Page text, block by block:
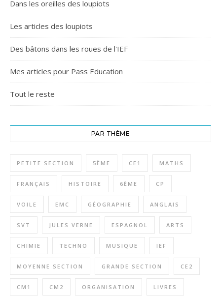
Dans les oreilles des loupiots
Les articles des loupiots
Des bâtons dans les roues de l'IEF
Mes articles pour Pass Education
Tout le reste
PAR THÈME
PETITE SECTION 5ÈME CE1 MATHS
FRANÇAIS HISTOIRE 6ÈME CP
VOILE EMC GÉOGRAPHIE ANGLAIS
SVT JULES VERNE ESPAGNOL ARTS
CHIMIE TECHNO MUSIQUE IEF
MOYENNE SECTION GRANDE SECTION CE2
CM1 CM2 ORGANISATION LIVRES